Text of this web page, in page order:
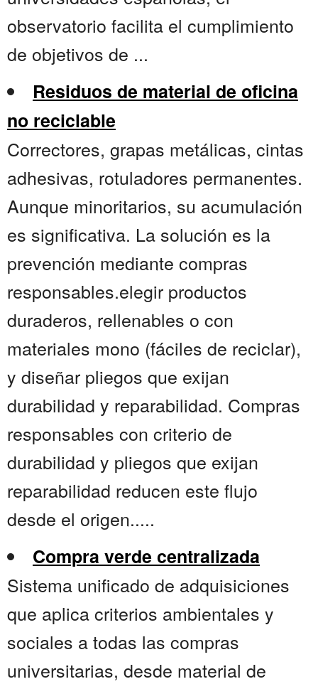
observatorio facilita el cumplimiento
de objetivos de ...
Residuos de material de oficina
no reciclable
Correctores, grapas metálicas, cintas
adhesivas, rotuladores permanentes.
Aunque minoritarios, su acumulación
es significativa. La solución es la
prevención mediante compras
responsables.elegir productos
duraderos, rellenables o con
materiales mono (fáciles de reciclar),
y diseñar pliegos que exijan
durabilidad y reparabilidad. Compras
responsables con criterio de
durabilidad y pliegos que exijan
reparabilidad reducen este flujo
desde el origen.....
Compra verde centralizada
Sistema unificado de adquisiciones
que aplica criterios ambientales y
sociales a todas las compras
universitarias, desde material de